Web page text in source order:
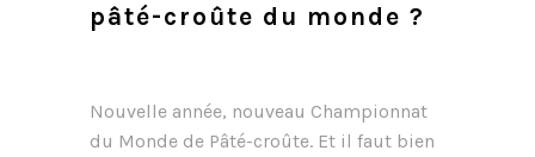
pâté-croûte du monde ?
Nouvelle année, nouveau Championnat
du Monde de Pâté-croûte. Et il faut bien